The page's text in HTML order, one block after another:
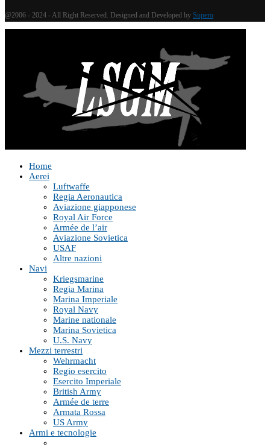
@2006 - 2024 - All Right Reserved. Designed and Developed by Supero
Home
Aerei
Luftwaffe
Regia Aeronautica
Aviazione giapponese
Royal Air Force
Armée de l’air
Aviazione Sovietica
USAF
Altre nazioni
Navi
Kriegsmarine
Regia Marina
Marina Imperiale
Royal Navy
Marine nationale
Marina Sovietica
U.S. Navy
Mezzi terrestri
Wehrmacht
Regio esercito
Esercito Imperiale
British Army
Armée de terre
Armata Rossa
US Army
Armi e tecnologie